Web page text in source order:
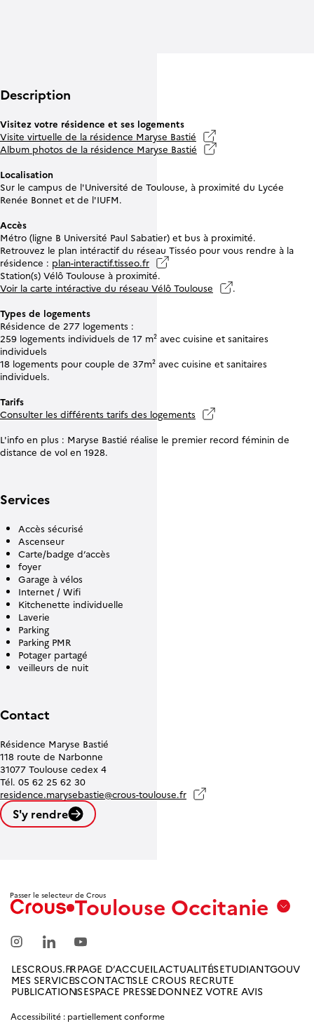
Description
Visitez votre résidence et ses logements
Visite virtuelle de la résidence Maryse Bastié
Album photos de la résidence Maryse Bastié
Localisation
Sur le campus de l'Université de Toulouse, à proximité du Lycée
Renée Bonnet et de l'IUFM.
Accès
Métro (ligne B Université Paul Sabatier) et bus à proximité.
Retrouvez le plan intéractif du réseau Tisséo pour vous rendre à la
résidence : plan-interactif.tisseo.fr
Station(s) Vélô Toulouse à proximité.
Voir la carte intéractive du réseau Vélô Toulouse
Types de logements
Résidence de 277 logements :
259 logements individuels de 17 m² avec cuisine et sanitaires
individuels
18 logements pour couple de 37m² avec cuisine et sanitaires
individuels.
Tarifs
Consulter les différents tarifs des logements
L'info en plus : Maryse Bastié réalise le premier record féminin de
distance de vol en 1928.
Services
Accès sécurisé
Ascenseur
Carte/badge d’accès
foyer
Garage à vélos
Internet / Wifi
Kitchenette individuelle
Laverie
Parking
Parking PMR
Potager partagé
veilleurs de nuit
Contact
Résidence Maryse Bastié
118 route de Narbonne
31077 Toulouse cedex 4
Tél. 05 62 25 62 30
residence.marysebastie@crous-toulouse.fr
S'y rendre
Passer le selecteur de CrousToulouse Occitanie
Marseille
Amiens
LESCROUS.FRPAGE D’ACCUEILACTUALITÉSETUDIANTGOUV
MES SERVICESCONTACTSLE CROUS RECRUTE
PUBLICATIONSESPACE PRESSEDONNEZ VOTRE AVIS
Accessibilité : partiellement conforme